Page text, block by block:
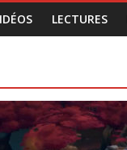
LECTURES